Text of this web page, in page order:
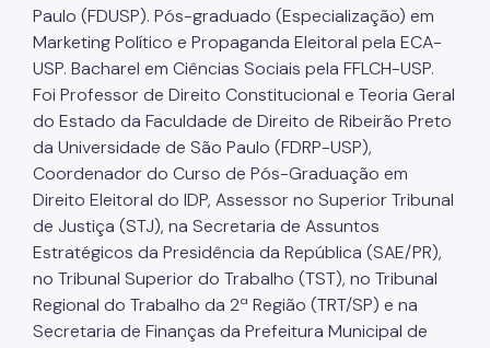
Paulo (FDUSP). Pós-graduado (Especialização) em
Marketing Político e Propaganda Eleitoral pela ECA-
USP. Bacharel em Ciências Sociais pela FFLCH-USP.
Foi Professor de Direito Constitucional e Teoria Geral
do Estado da Faculdade de Direito de Ribeirão Preto
da Universidade de São Paulo (FDRP-USP),
Coordenador do Curso de Pós-Graduação em
Direito Eleitoral do IDP, Assessor no Superior Tribunal
de Justiça (STJ), na Secretaria de Assuntos
Estratégicos da Presidência da República (SAE/PR),
no Tribunal Superior do Trabalho (TST), no Tribunal
Regional do Trabalho da 2ª Região (TRT/SP) e na
Secretaria de Finanças da Prefeitura Municipal de